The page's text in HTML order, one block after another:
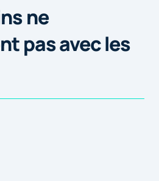
ne
pas avec les